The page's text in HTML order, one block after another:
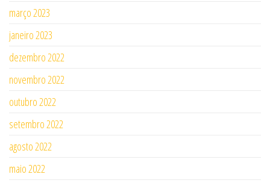
março 2023
janeiro 2023
dezembro 2022
novembro 2022
outubro 2022
setembro 2022
agosto 2022
maio 2022